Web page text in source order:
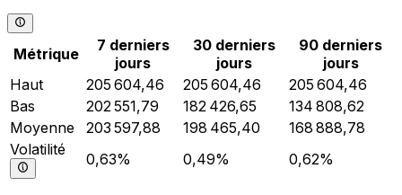
Métrique
7 derniers
jours
30 derniers
jours
90 derniers
jours
Haut
205 604,46 205 604,46
205 604,46
Bas
202 551,79 182 426,65
134 808,62
Moyenne
203 597,88 198 465,40
168 888,78
Volatilité
0,63% 0,49% 0,62%